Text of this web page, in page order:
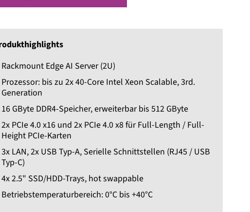
Rackmount Edge AI Server (2U)
Prozessor: bis zu 2x 40-Core Intel Xeon Scalable, 3rd.
Generation
16 GByte DDR4-Speicher, erweiterbar bis 512 GByte
2x PCIe 4.0 x16 und 2x PCIe 4.0 x8 für Full-Length / Full-
Height PCIe-Karten
3x LAN, 2x USB Typ-A, Serielle Schnittstellen (RJ45 / USB
Typ-C)
4x 2.5" SSD/HDD-Trays, hot swappable
Betriebstemperaturbereich: 0°C bis +40°C